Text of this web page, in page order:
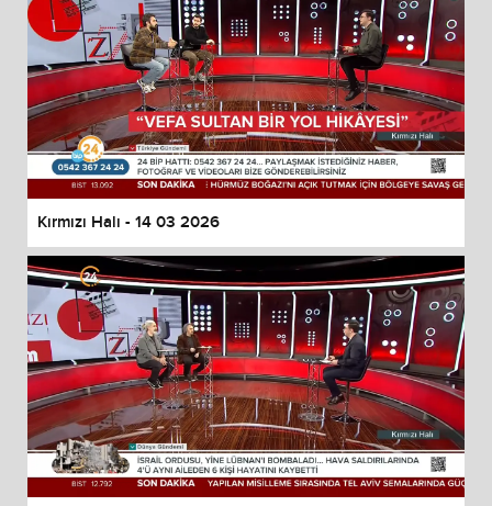
Kırmızı Halı - 14 03 2026